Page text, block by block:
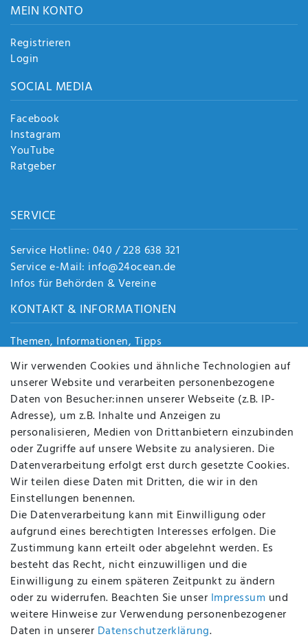
MEIN KONTO
Registrieren
Login
SOCIAL MEDIA
Facebook
Instagram
YouTube
Ratgeber
SERVICE
Service Hotline: 040 / 228 638 321
Service e-Mail: info@24ocean.de
Infos für Behörden & Vereine
KONTAKT & INFORMATIONEN
Themen, Informationen, Tipps
Jobs
Über uns
Kontakt
Datenschutz
AGB
FAQ
Batterieentsorgung
Altölverordnung
Impressum
BEQUEM UND SICHER BEZAHLEN MIT
BEI UNS SIND SIE SICHER!
Wir verwenden Cookies und ähnliche Technologien auf
unserer Website und verarbeiten personenbezogene
Daten von Besucher:innen unserer Webseite (z.B. IP-
Adresse), um z.B. Inhalte und Anzeigen zu
personalisieren, Medien von Drittanbietern einzubinden
oder Zugriffe auf unsere Website zu analysieren. Die
Datenverarbeitung erfolgt erst durch gesetzte Cookies.
Wir teilen diese Daten mit Dritten, die wir in den
Einstellungen benennen.
Die Datenverarbeitung kann mit Einwilligung oder
aufgrund eines berechtigten Interesses erfolgen. Die
Zustimmung kann erteilt oder abgelehnt werden. Es
besteht das Recht, nicht einzuwilligen und die
Einwilligung zu einem späteren Zeitpunkt zu ändern
oder zu widerrufen. Beachten Sie unser Impressum und
weitere Hinweise zur Verwendung personenbezogener
Daten in unserer Daten­schutz­erklärung.